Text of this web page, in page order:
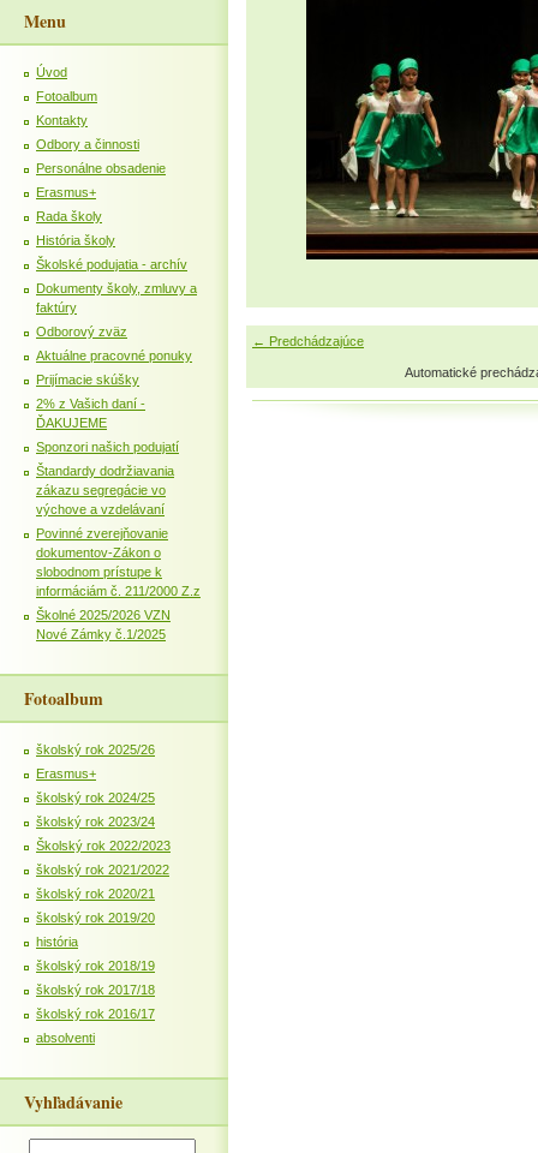
← Predchádzajúce
Automatické
Menu
Úvod
Fotoalbum
Kontakty
Odbory a činnosti
Personálne obsadenie
Erasmus+
Rada školy
História školy
Školské podujatia - archív
Dokumenty školy, zmluvy a
faktúry
Odborový zväz
Aktuálne pracovné ponuky
Prijímacie skúšky
2% z Vašich daní -
ĎAKUJEME
Sponzori našich podujatí
Štandardy dodržiavania
zákazu segregácie vo
výchove a vzdelávaní
Povinné zverejňovanie
dokumentov-Zákon o
slobodnom prístupe k
informáciám č. 211/2000 Z.z
Školné 2025/2026 VZN
Nové Zámky č.1/2025
Fotoalbum
školský rok 2025/26
Erasmus+
školský rok 2024/25
školský rok 2023/24
Školský rok 2022/2023
školský rok 2021/2022
školský rok 2020/21
školský rok 2019/20
história
školský rok 2018/19
školský rok 2017/18
školský rok 2016/17
absolventi
Vyhľadávanie